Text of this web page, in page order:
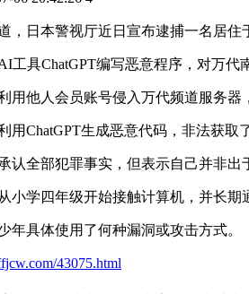
，日本警视厅近日宣布逮捕一名居
工具ChatGPT编写恶意程序，对万
用他人会员账号侵入万代频道服务
用ChatGPT生成恶意代码，非法获
认全部犯罪事实，但表示自己并非
小学四年级开始接触计算机，并长
年具体使用了何种漏洞或攻击方式。
43075.html